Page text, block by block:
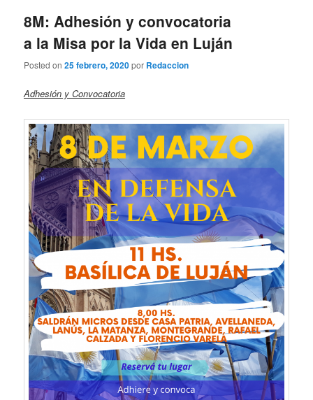
8M: Adhesión y convocatoria
a la Misa por la Vida en Luján
Posted on25 febrero, 2020por Redaccion
Adhesión y Convocatoria